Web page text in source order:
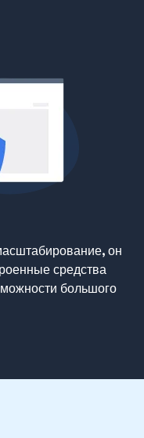
он
средства
большого